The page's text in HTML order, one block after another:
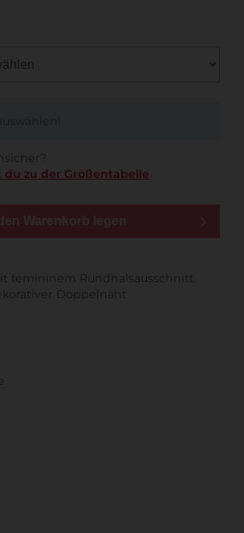
du zu der Größentabelle
Warenkorb legen
femininem Rundhalsausschnitt
Doppelnaht